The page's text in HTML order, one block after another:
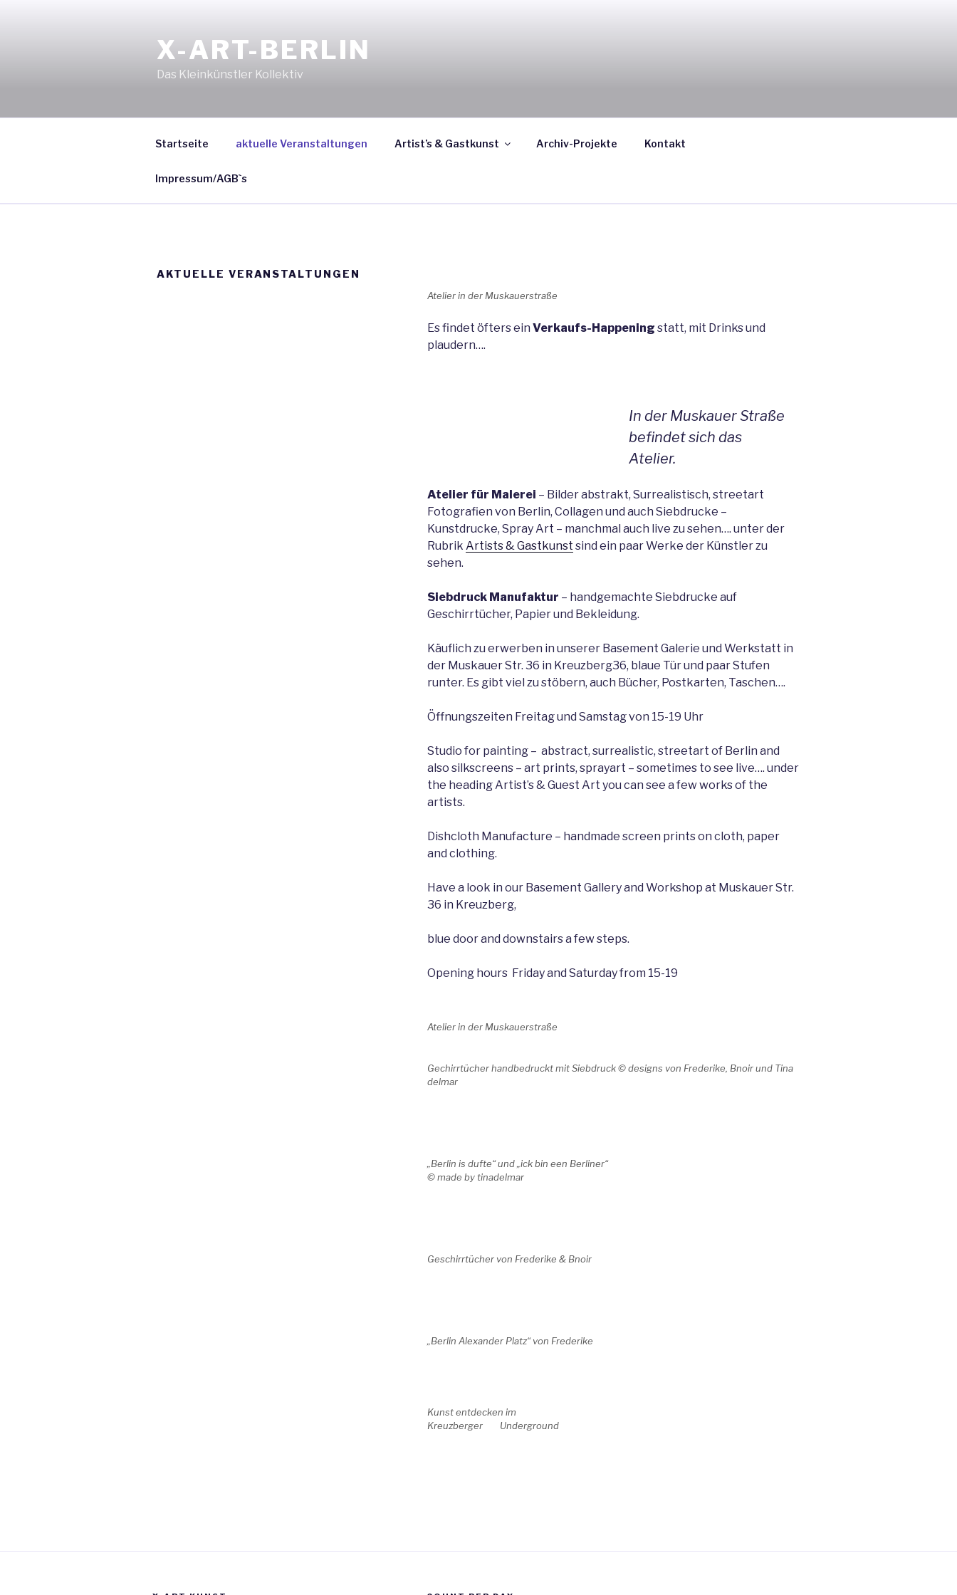
X-ART-BERLIN
Das Kleinkünstler Kollektiv
Startseite aktuelle Veranstaltungen Artist’s & Gastkunst Archiv-Projekte Kontakt
Impressum/AGB`s
AKTUELLE VERANSTALTUNGEN
Atelier in der Muskauerstraße
Es findet öfters ein Verkaufs-Happening statt, mit Drinks und
plaudern….
In der Muskauer Straße
befindet sich das
Atelier.
Atelier für Malerei – Bilder abstrakt, Surrealistisch, streetart
Fotografien von Berlin, Collagen und auch Siebdrucke –
Kunstdrucke, Spray Art – manchmal auch live zu sehen…. unter der
Rubrik Artists & Gastkunst sind ein paar Werke der Künstler zu
sehen.
Siebdruck Manufaktur – handgemachte Siebdrucke auf
Geschirrtücher, Papier und Bekleidung.
Käuflich zu erwerben in unserer Basement Galerie und Werkstatt in
der Muskauer Str. 36 in Kreuzberg36, blaue Tür und paar Stufen
runter. Es gibt viel zu stöbern, auch Bücher, Postkarten, Taschen….
Öffnungszeiten Freitag und Samstag von 15-19 Uhr
Studio for painting – abstract, surrealistic, streetart of Berlin and
also silkscreens – art prints, sprayart – sometimes to see live…. under
the heading Artist’s & Guest Art you can see a few works of the
artists.
Dishcloth Manufacture – handmade screen prints on cloth, paper
and clothing.
Have a look in our Basement Gallery and Workshop at Muskauer Str.
36 in Kreuzberg,
blue door and downstairs a few steps.
Opening hours Friday and Saturday from 15-19
Atelier in der Muskauerstraße
Gechirrtücher handbedruckt mit Siebdruck ©designs von Frederike, Bnoir und Tina
delmar
„Berlin is dufte“ und „ick bin een Berliner“
©made by tinadelmar
Geschirrtücher von Frederike & Bnoir
„Berlin Alexander Platz“von Frederike
Kunst entdecken im
Kreuzberger Underground